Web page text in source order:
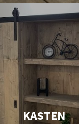
KASTEN